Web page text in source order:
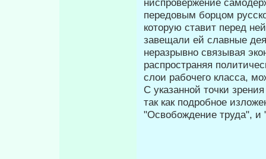
ниспровержение
передовым борцом
которую ставит перед
завещали ей славные
неразрывно связывая
распространяя
слои рабочего класса,
С указанной точки
так как подробное
"Освобож­дение труда",